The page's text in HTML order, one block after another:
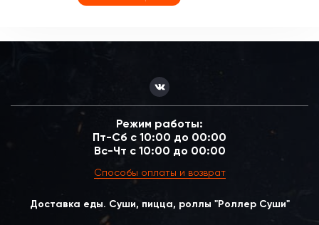
Доставка еды. Суши, пицца, роллы "Роллер Суши"
Режим работы:
Пт-Сб с 10:00 до 00:00
Вс-Чт с 10:00 до 00:00
Способы оплаты и возврат